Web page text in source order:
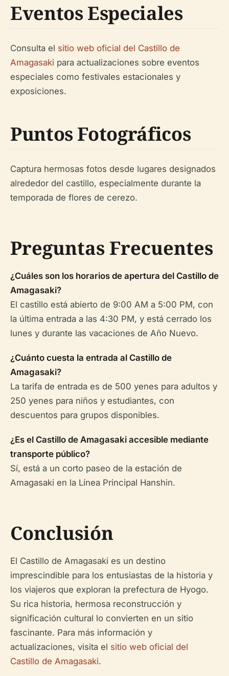
Eventos Especiales
Consulta el sitio web oficial del Castillo de
Amagasaki para actualizaciones sobre eventos
especiales como festivales estacionales y
exposiciones.
Puntos Fotográficos
Captura hermosas fotos desde lugares designados
alrededor del castillo, especialmente durante la
temporada de flores de cerezo.
Preguntas Frecuentes
¿Cuáles son los horarios de apertura del Castillo de
Amagasaki?
El castillo está abierto de 9:00 AM a 5:00 PM, con
la última entrada a las 4:30 PM, y está cerrado los
lunes y durante las vacaciones de Año Nuevo.
¿Cuánto cuesta la entrada al Castillo de
Amagasaki?
La tarifa de entrada es de 500 yenes para adultos y
250 yenes para niños y estudiantes, con
descuentos para grupos disponibles.
¿Es el Castillo de Amagasaki accesible mediante
transporte público?
Sí, está a un corto paseo de la estación de
Amagasaki en la Línea Principal Hanshin.
Conclusión
El Castillo de Amagasaki es un destino
imprescindible para los entusiastas de la historia y
los viajeros que exploran la prefectura de Hyogo.
Su rica historia, hermosa reconstrucción y
significación cultural lo convierten en un sitio
fascinante. Para más información y
actualizaciones, visita el sitio web oficial del
Castillo de Amagasaki.